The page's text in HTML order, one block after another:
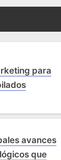
para
avances
que